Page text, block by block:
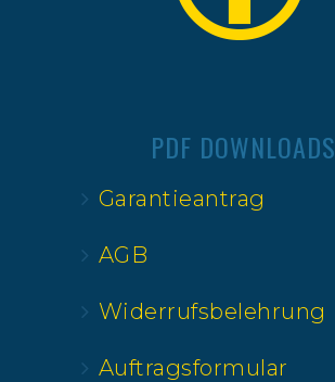
PDF DOWNLOADS
Garantieantrag
AGB
Widerrufsbelehrung
Auftragsformular